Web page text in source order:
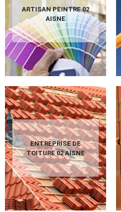
ARTISAN PEINTRE 02
AISNE
ENTREPRISE DE
TOITURE 02 AISNE